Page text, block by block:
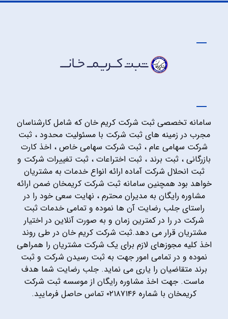
سامانه تخصصی ثبت شرکت کریم خان که شامل کارشناسان
مجرب در زمینه های ثبت شرکت با مسئولیت محدود ، ثبت
شرکت سهامی عام ، ثبت شرکت سهامی خاص ، اخذ کارت
بازرگانی ، ثبت برند ، ثبت اختراعات ، ثبت تغییرات شرکت و
ثبت انحلال شرکت آماده ارائه انواع خدمات به مشتریان
خواهد بود همچنین سامانه ثبت شرکت کریمخان ضمن ارائه
مشاوره رایگان به مدیران محترم ، نهایت سعی خود را در
راستای جلب رضایت آن ها نموده و تمامی خدمات ثبت
شرکت در را در کمترین زمان و به صورت آنلاین در اختیار
مشتریان قرار می دهد.ثبت شرکت کریم خان در طی روند
اخذ کلیه مجوزهای لازم برای یک شرکت مشتریان را همراهی
نموده و در تمامی امور جهت به ثبت رسیدن شرکت و ثبت
برند متقاضیان را یاری می نماید. جلب رضایت شما هدف
ماست. جهت اخذ مشاوره رایگان از موسسه ثبت شرکت
کریمخان با شماره ۰۲۱۸۷۱۴۶ تماس حاصل فرمایید.